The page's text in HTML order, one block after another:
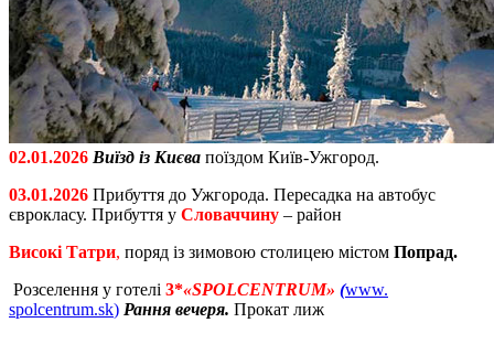
02.01.2026 Виїзд із Києва поїздом Київ-Ужгород.
03.01.2026 Прибуття до Ужгорода. Пересадка на автобус
єврокласу. Прибуття у Словаччину – район
Високі Татри, поряд із зимовою столицею містом Попрад.
Розселення у готелі 3*«SPOLCENTRUM» (www.
spolcentrum.sk) Рання вечеря. Прокат лиж